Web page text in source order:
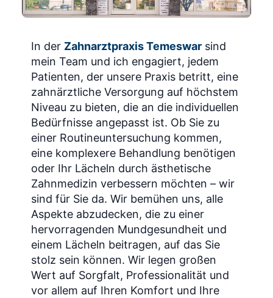
In der Zahnarztpraxis Temeswar sind
mein Team und ich engagiert, jedem
Patienten, der unsere Praxis betritt, eine
zahnärztliche Versorgung auf höchstem
Niveau zu bieten, die an die individuellen
Bedürfnisse angepasst ist. Ob Sie zu
einer Routineuntersuchung kommen,
eine komplexere Behandlung benötigen
oder Ihr Lächeln durch ästhetische
Zahnmedizin verbessern möchten – wir
sind für Sie da. Wir bemühen uns, alle
Aspekte abzudecken, die zu einer
hervorragenden Mundgesundheit und
einem Lächeln beitragen, auf das Sie
stolz sein können. Wir legen großen
Wert auf Sorgfalt, Professionalität und
vor allem auf Ihren Komfort und Ihre